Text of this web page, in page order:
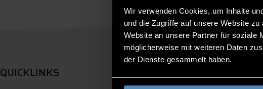
Wir verwenden Cookies, um Inhalte
und die Zugriffe auf unsere Website
Website an unsere Partner für soziale
möglicherweise mit weiteren Daten
der Dienste gesammelt haben.
QUICKLINKS